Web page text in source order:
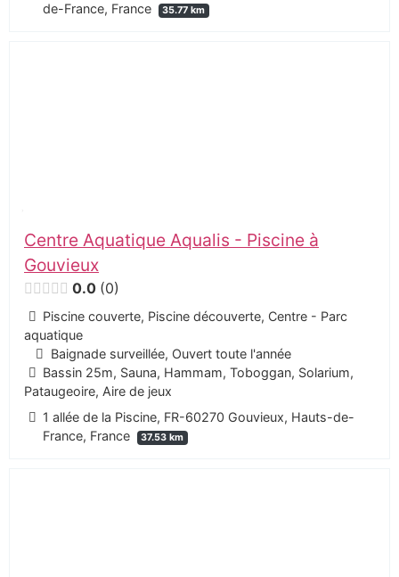
de-France, France
35.77 km
Centre Aquatique Aqualis - Piscine à
Gouvieux
0.0 0
Piscine couverte, Piscine découverte, Centre - Parc
aquatique
Baignade surveillée, Ouvert toute l'année
Bassin 25m, Sauna, Hammam, Toboggan, Solarium,
Pataugeoire, Aire de jeux
1 allée de la Piscine, FR-60270 Gouvieux, Hauts-de-
France, France
37.53 km